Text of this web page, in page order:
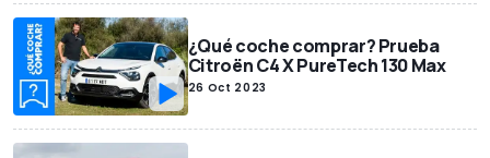
¿Qué coche comprar? Prueba
Citroën C4 X PureTech 130 Max
26 Oct 2023